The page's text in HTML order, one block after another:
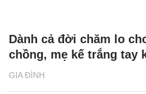
GIA ĐÌNH
Dành cả đời chăm lo
chồng, mẹ kế trắng tay